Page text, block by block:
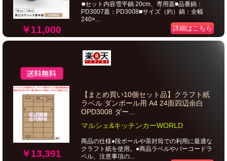
￥11,000
■セット内容雪平鍋 20cm、専用蓋■品番鍋：
PD3007蓋：PD3008■サイズ（約）鍋：全幅
240×...
詳細はこちら
￥13,391
【まとめ買い10個セット品】クラフト紙
ラベル ダンボール用 A4 24面四辺余白
OPD3008 ダー...
マルシェ&キッチンカーWORLD
商品の仕様●段ボールや茶封筒での利用に最適な
クラフト紙を使用。●商品ラベルやバーコードラ
ベル、注意事項の...